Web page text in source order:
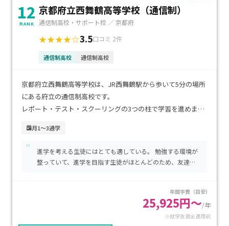
12
RANK
京都府立西舞鶴高等学校（通信制）
通信制高校・サポート校 ／ 京都府
★★★★☆3.5口コミ 2件
通信制高校 通信制高校
京都府立西舞鶴高等学校は、JR西舞鶴駅から歩いて5分の場所
にある府立の通信制高校です。
レポート・テスト・スクーリングの3つの柱で学習を進めま
自習により勉強をします。
学習の進み具合の目安をわかりやすくするため、修得単位数
レポートは科目の単位数×3本が基本となります。
スクーリングは年間約35回で、土曜日もしくは日曜日に設定
月1～3通学
"
進学を考える生徒にはとても適している。 勉強する環境が
整っていて、進学を目指す生徒がほとんどのため、友達や
年間学費（目安）
25,925円～/年
※就学支援金適用前